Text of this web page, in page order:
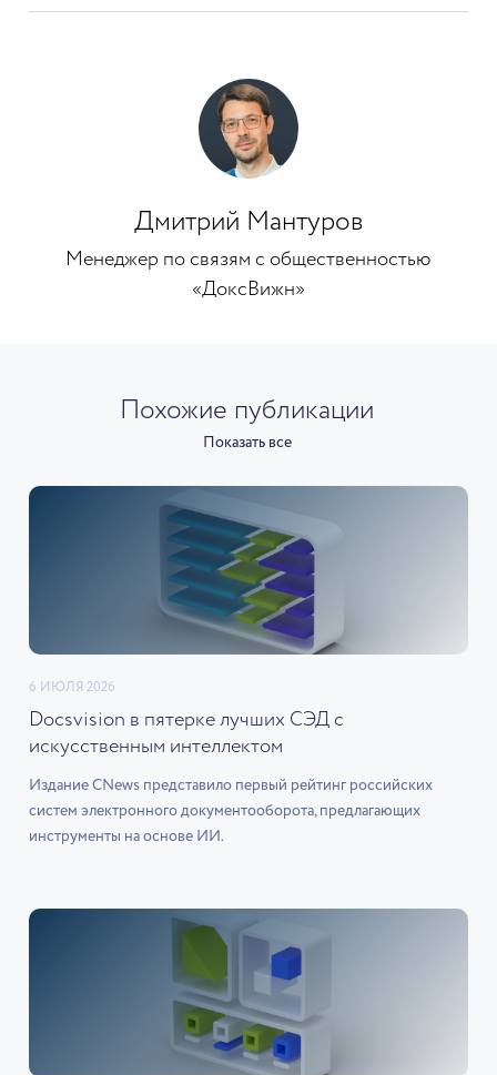
Дмитрий Мантуров
Менеджер по связям с общественностью
«ДоксВижн»
Похожие публикации
Показать все
6 ИЮЛЯ 2026
Docsvision в пятерке лучших СЭД с
искусственным интеллектом
Издание CNews представило первый рейтинг российских
систем электронного документооборота, предлагающих
инструменты на основе ИИ.